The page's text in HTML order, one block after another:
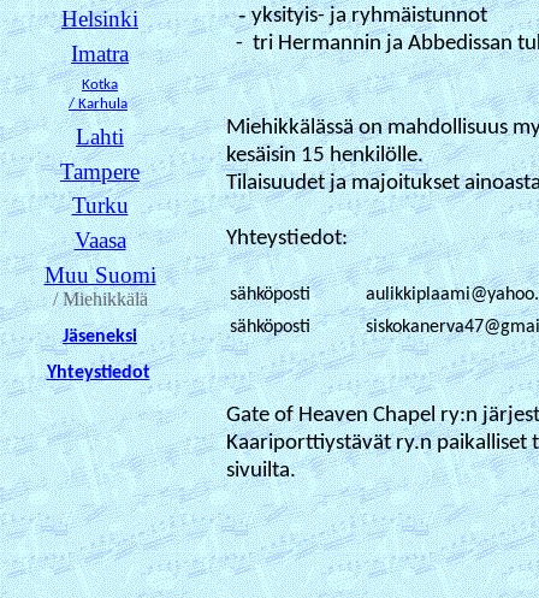
Helsinki
Imatra
Kotka
/ Karhula
Lahti
Tampere
Turku
Vaasa
Muu Suomi
/ Miehikkälä
Jäseneksi
Yhteystiedot
-yksityis- ja ryhmäistunnot
- tri Hermannin ja Abbedissan
Miehikkälässä on mahdollisuus
kesäisin 15 henkilölle.
Tilaisuudet ja majoitukset
Yhteystiedot:
sähköposti
sähköposti
Gate of Heaven Chapel ry:n
Kaariporttiystävät ry.n
sivuilta.